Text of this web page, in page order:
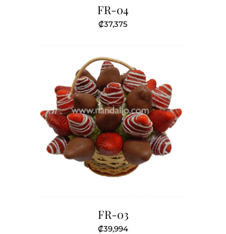
FR-04
₡37,375
FR-03
₡39,994